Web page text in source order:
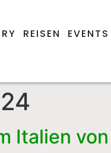
REISEN EVENTS
Italien